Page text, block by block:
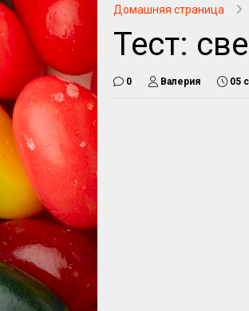
Домашняя страница
Тест:
0 Валерия 05